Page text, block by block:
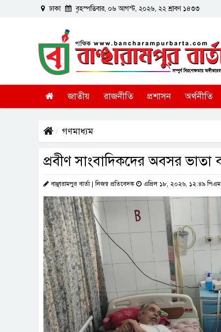
ঢাকা বৃহস্পতিবার, ০৬ আগস্ট, ২০২৬, ২২ শ্রাবণ ১৪৩৩
জাতীয় রাজনীতি প্রশাসন অর্থনীতি
গণমাধ্যম
প্রবীণ সাংবাদিকদের অবসর ভাতা
বাঞ্ছারামপুর বার্তা | নিজস্ব প্রতিবেদক এপ্রিল ১৮, ২০২৬, ১২:৪৯ পিএম